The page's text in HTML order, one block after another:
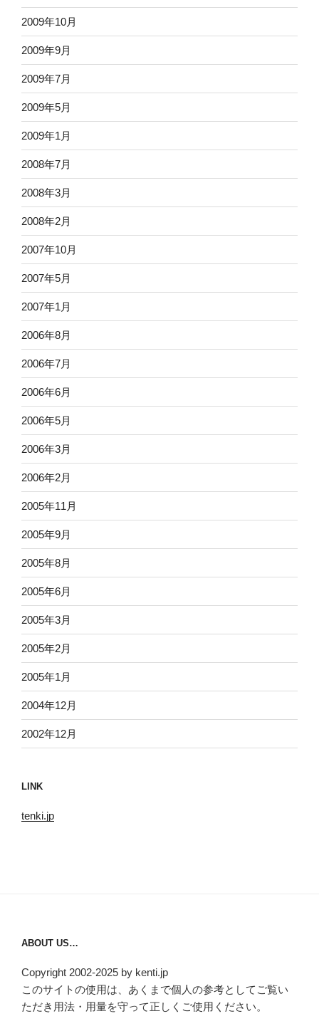
2009年10月
2009年9月
2009年7月
2009年5月
2009年1月
2008年7月
2008年3月
2008年2月
2007年10月
2007年5月
2007年1月
2006年8月
2006年7月
2006年6月
2006年5月
2006年3月
2006年2月
2005年11月
2005年9月
2005年8月
2005年6月
2005年3月
2005年2月
2005年1月
2004年12月
2002年12月
LINK
tenki.jp
ABOUT US…
Copyright 2002-2025 by kenti.jp
このサイトの使用は、あくまで個人の参考としてご覧い
ただき用法・用量を守って正しくご使用ください。